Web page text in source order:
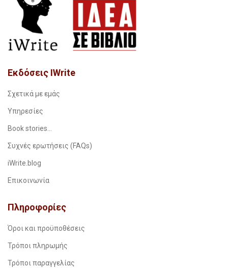
Εκδόσεις IWrite
Σχετικά με εμάς
Υπηρεσίες
Book stories…
Συχνές ερωτήσεις (FAQs)
iWrite.blog
Επικοινωνία
Πληροφορίες
Όροι και προϋποθέσεις
Τρόποι πληρωμής
Τρόποι παραγγελίας